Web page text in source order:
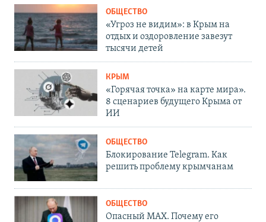
ОБЩЕСТВО
«Угроз не видим»: в Крым на
отдых и оздоровление завезут
тысячи детей
КРЫМ
«Горячая точка» на карте мира».
8 сценариев будущего Крыма от
ИИ
ОБЩЕСТВО
Блокирование Telegram. Как
решить проблему крымчанам
ОБЩЕСТВО
Опасный MAX. Почему его